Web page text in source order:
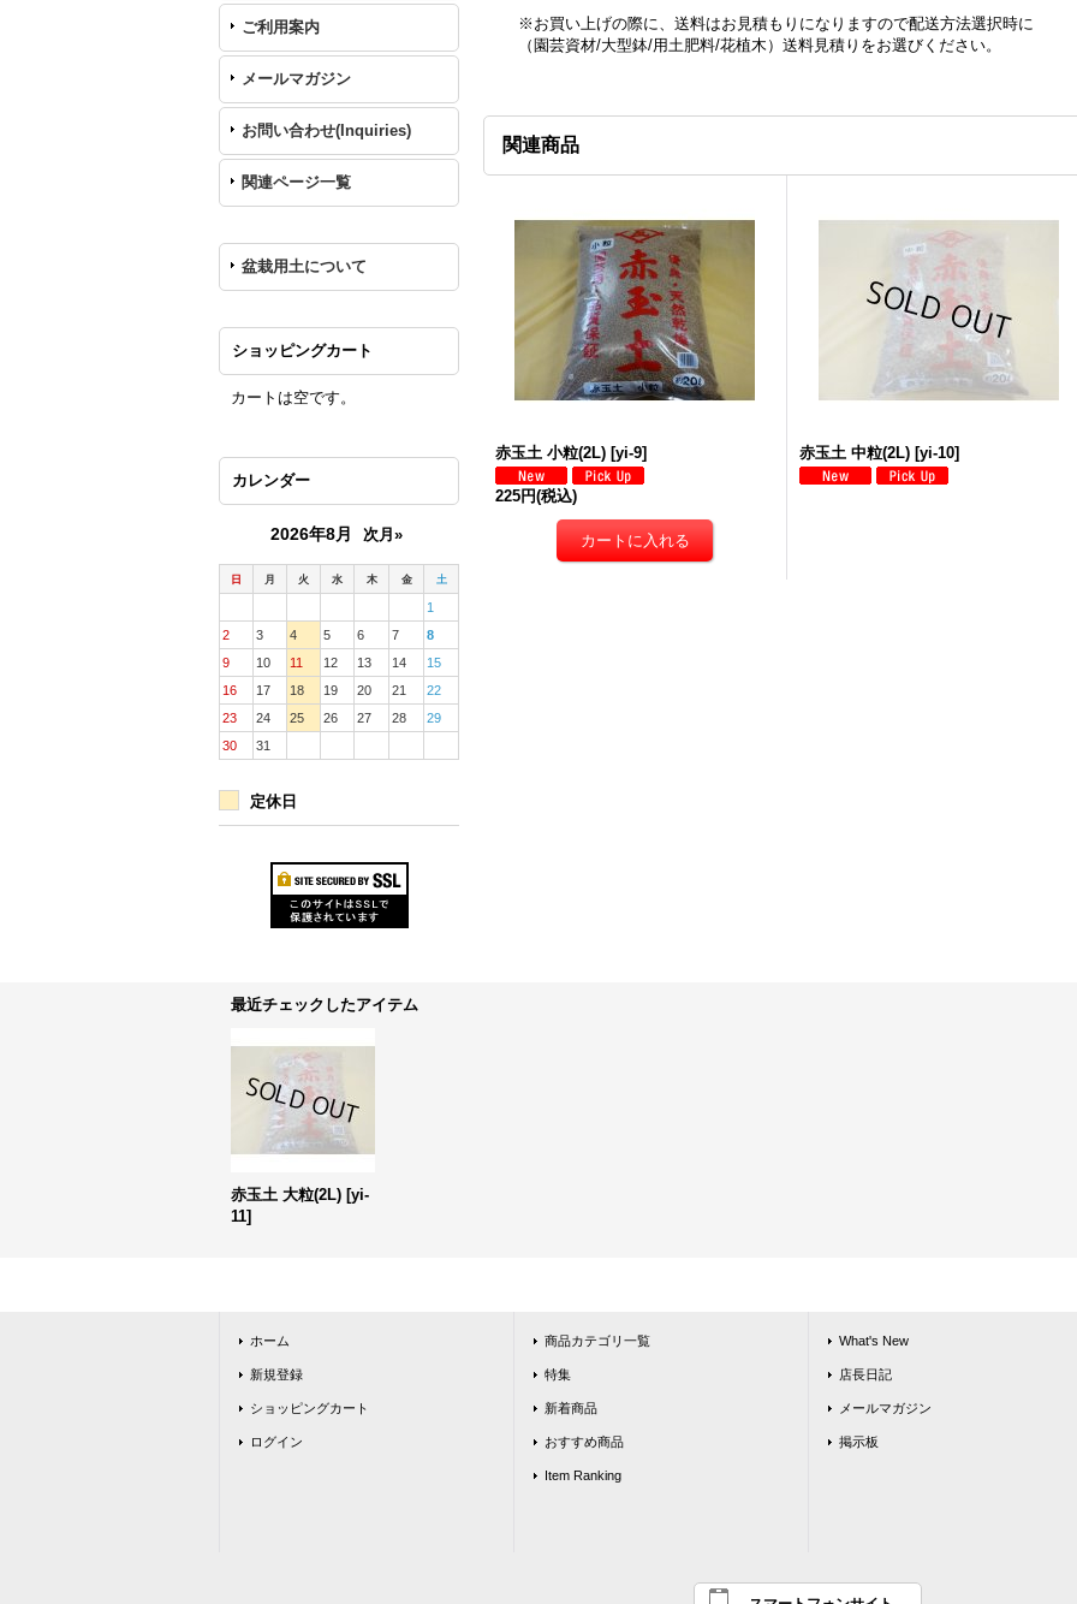
ご利用案内
メールマガジン
お問い合わせ(Inquiries)
関連ページ一覧
盆栽用土について
ショッピングカート
カートは空です。
カレンダー
2026年8月 次月»
日 月 火 水 木 金 土
1
2
3 4 5 6 7
8
9
10 11 12 13 14
15
16
17 18 19 20 21
22
23
24 25 26 27 28
29
30
31
定休日
※お買い上げの際に、送料はお見積もりになりますので配送方法選択時に
（園芸資材/大型鉢/用土肥料/花植木）送料見積りをお選びください。
関連商品
赤玉土 小粒(2L) [yi-9]
225円(税込)
赤玉土 中粒(2L) [yi-10]
最近チェックしたアイテム
赤玉土 大粒(2L) [yi-
11]
ホーム
新規登録
ショッピングカート
ログイン
商品カテゴリ一覧
特集
新着商品
おすすめ商品
Item Ranking
What's New
店長日記
メールマガジン
掲示板